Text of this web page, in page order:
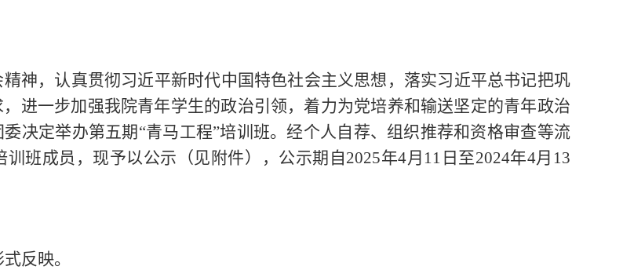
神，认真贯彻习近平新时代中国特色社会主义思想，落实习近平总书记把巩
进一步加强我院青年学生的政治引领，着力为党培养和输送坚定的青年政治
决定举办第五期 “青马工程”培训班。经个人自荐、组织推荐和资格审查等流
训班成员，现予以公示（见附件），公示期自2025年4月 11 日至2024年4月 13
反映。